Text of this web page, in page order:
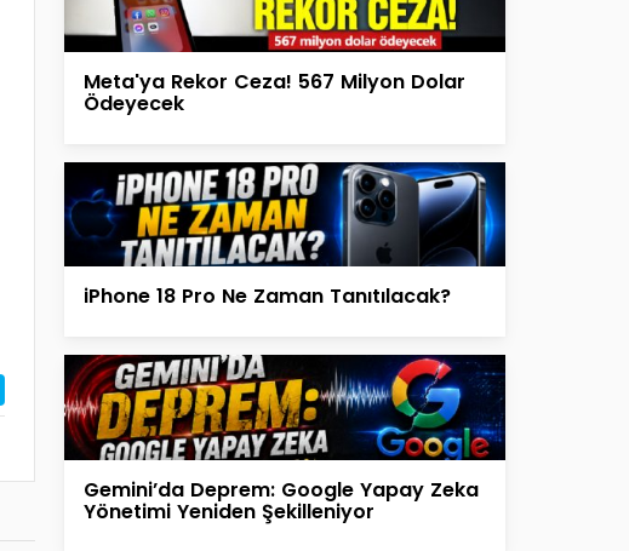
Meta'ya Rekor Ceza! 567 Milyon Dolar
Ödeyecek
iPhone 18 Pro Ne Zaman Tanıtılacak?
Gemini’da Deprem: Google Yapay Zeka
Yönetimi Yeniden Şekilleniyor